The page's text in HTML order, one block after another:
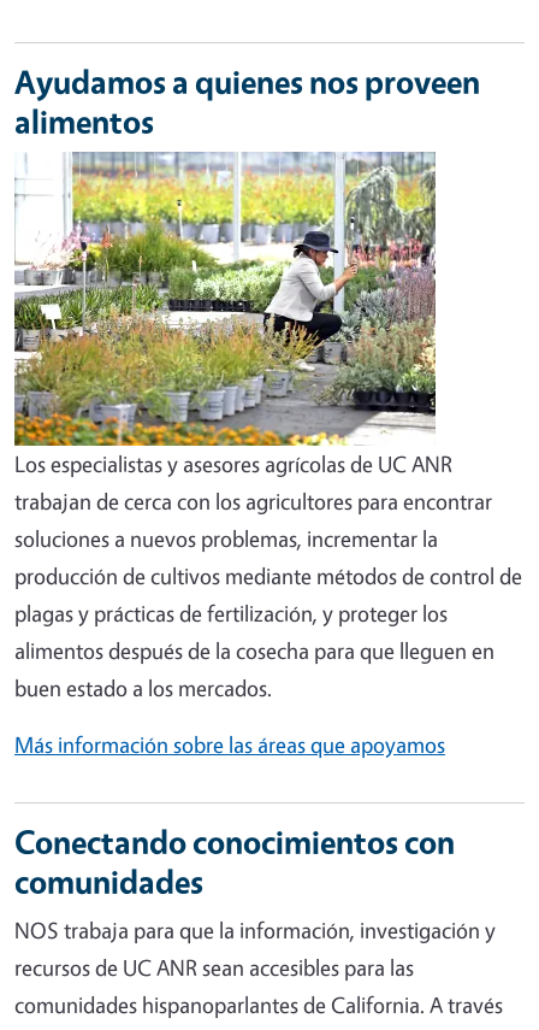
Ayudamos a quienes nos proveen
alimentos
Los especialistas y asesores agrícolas de UC ANR
trabajan de cerca con los agricultores para encontrar
soluciones a nuevos problemas, incrementar la
producción de cultivos mediante métodos de control de
plagas y prácticas de fertilización, y proteger los
alimentos después de la cosecha para que lleguen en
buen estado a los mercados.
Más información sobre las áreas que apoyamos
Conectando conocimientos con
comunidades
NOS trabaja para que la información, investigación y
recursos de UC ANR sean accesibles para las
comunidades hispanoparlantes de California. A través